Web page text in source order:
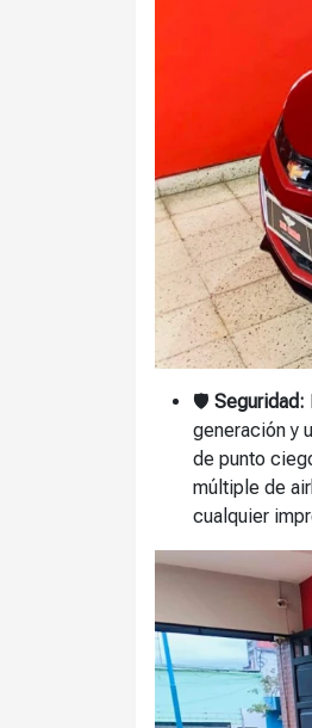
🛡️ Seguridad:
generación y
de punto
múltiple de
cualquier